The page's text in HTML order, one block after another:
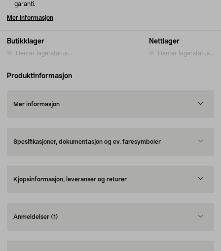
Butikklager
Henter lagerstatus...
Nettlager
Henter lagerstatus...
garanti.
Mer informasjon
Produktinformasjon
Mer informasjon
Spesifikasjoner, dokumentasjon og ev. faresymboler
Kjøpsinformasjon, leveranser og returer
Anmeldelser (1)